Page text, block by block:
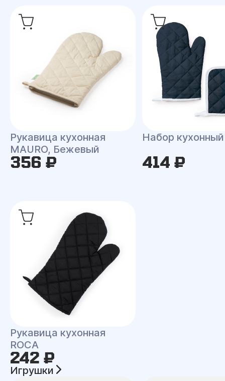
Рукавица кухонная
MAURO, Бежевый
356 ₽
Набор кухонный
414 ₽
Рукавица кухонная
ROCA
242 ₽
Игрушки